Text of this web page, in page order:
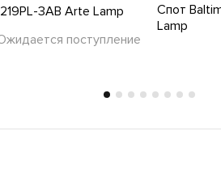
3AB Arte Lamp
поступление
Спот
Lamp